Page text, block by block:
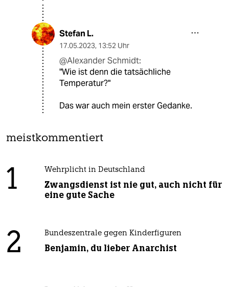
Stefan L.
17.05.2023, 13:52 Uhr
@Alexander Schmidt:
"Wie ist denn die tatsächliche
Temperatur?"
Das war auch mein erster Gedanke.
meistkommentiert
1 Wehrplicht in Deutschland
Zwangsdienst ist nie gut, auch nicht für
eine gute Sache
2 Bundeszentrale gegen Kinderfiguren
Benjamin, du lieber Anarchist